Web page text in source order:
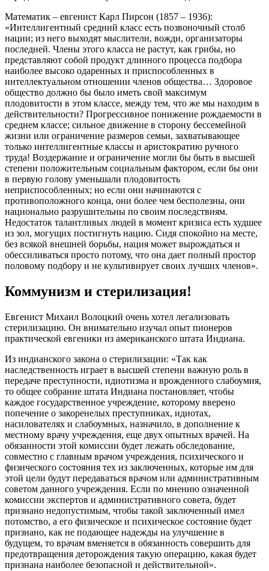
Математик – евгенист Карл Пирсон (1857 – 1936):
«Интеллигентный средний класс есть позвоночный столб
нации; из него выходят мыслители, вожди, организаторы
последней. Члены этого класса не растут, как грибы, но
представляют собой продукт длинного процесса подбора
наиболее высоко одаренных и приспособленных в
интеллектуальном отношении членов общества… Здоровое
общество должно бы было иметь свой максимум
плодовитости в этом классе, между тем, что же мы находим в
действительности? Прогрессивное понижение рождаемости в
среднем классе; сильное движение в сторону бессемейной
жизни или ограничение размеров семьи, захватывающее
только интеллигентные классы и аристократию ручного
труда! Воздержание и ограничение могли бы быть в высшей
степени положительным социальным фактором, если бы они
в первую голову уменьшали плодовитость
неприспособленных; но если они начинаются с
противоположного конца, они более чем бесполезны, они
национально разрушительны по своим последствиям.
Недостаток талантливых людей в момент кризиса есть худшее
из зол, могущих постигнуть нацию. Сидя спокойно на месте,
без всякой внешней борьбы, нация может вырождаться и
обессиливаться просто потому, что она дает полный простор
половому подбору и не культивирует своих лучших членов».
Коммунизм и стерилизация!
Евгенист Михаил Волоцкий очень хотел легализовать
стерилизацию. Он внимательно изучал опыт пионеров
практической евгеники из американского штата Индиана.
Из индианского закона о стерилизации: «Так как
наследственность играет в высшей степени важную роль в
передаче преступности, идиотизма и врожденного слабоумия,
то общее собрание штата Индиана постановляет, чтобы
каждое государственное учреждение, которому вверено
попечение о закоренелых преступниках, идиотах,
насилователях и слабоумных, назначило, в дополнение к
местному врачу учреждения, еще двух опытных врачей. На
обязанности этой комиссии будет лежать обследование,
совместно с главным врачом учреждения, психического и
физического состояния тех из заключенных, которые им для
этой цели будут передаваться врачом или административным
советом данного учреждения. Если по мнению означенной
комиссии экспертов и административного совета, будет
признано недопустимым, чтобы такой заключенный имел
потомство, а его физическое и психическое состояние будет
признано, как не подающее надежды на улучшение в
будущем, то врачам вменяется в обязанность совершить для
предотвращения деторождения такую операцию, какая будет
признана наиболее безопасной и действительной».